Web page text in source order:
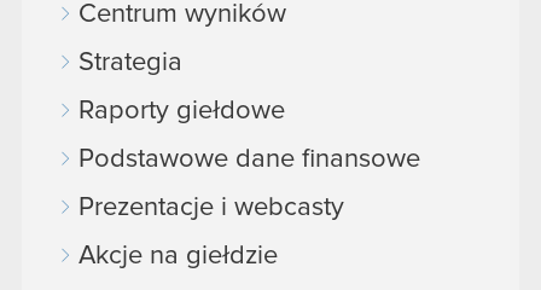
Centrum wyników
Strategia
Raporty giełdowe
Podstawowe dane finansowe
Prezentacje i webcasty
Akcje na giełdzie